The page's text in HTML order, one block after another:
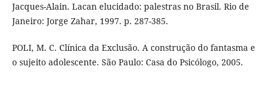
Jacques-Alain. Lacan elucidado: palestras no Brasil. Rio de
Janeiro: Jorge Zahar, 1997. p. 287-385.
POLI, M. C. Clínica da Exclusão. A construção do fantasma e
o sujeito adolescente. São Paulo: Casa do Psicólogo, 2005.